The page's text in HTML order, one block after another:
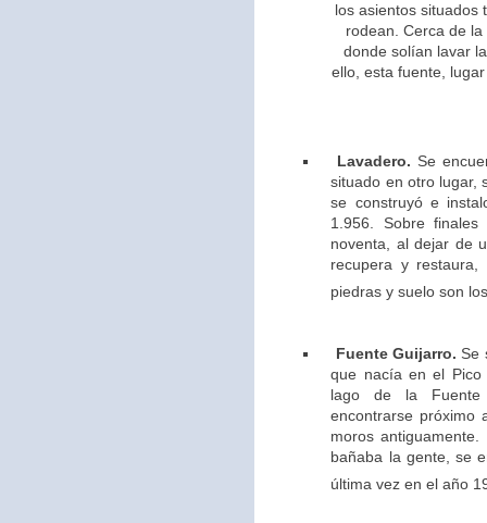
los asientos situados
rodean. Cerca de
donde solían lavar
ello, esta fuente,
Lavadero. Se
situado en otro lugar,
se construyó e
1.956. Sobre
noventa, al dejar de
recupera y restaura,
piedras y suelo son
Fuente Guijarro. Se
que nacía en el
lago de la
encontrarse próximo
moros
bañaba la gente, se
última vez en el año